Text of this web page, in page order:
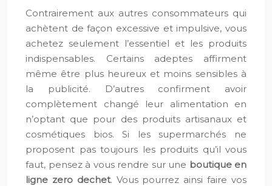
Contrairement aux autres consommateurs qui
achètent de façon excessive et impulsive, vous
achetez seulement l’essentiel et les produits
indispensables. Certains adeptes affirment
même être plus heureux et moins sensibles à
la publicité. D’autres confirment avoir
complètement changé leur alimentation en
n’optant que pour des produits artisanaux et
cosmétiques bios. Si les supermarchés ne
proposent pas toujours les produits qu’il vous
faut, pensez à vous rendre sur une boutique en
ligne zero dechet. Vous pourrez ainsi faire vos